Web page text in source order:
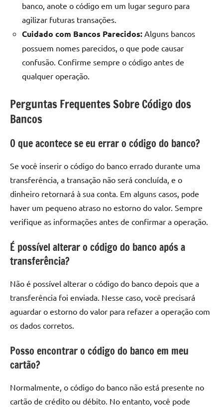
banco, anote o código em um lugar seguro para
agilizar futuras transações.
Cuidado com Bancos Parecidos: Alguns bancos
possuem nomes parecidos, o que pode causar
confusão. Confirme sempre o código antes de
qualquer operação.
Perguntas Frequentes Sobre Código dos
Bancos
O que acontece se eu errar o código do banco?
Se você inserir o código do banco errado durante uma
transferência, a transação não será concluída, e o
dinheiro retornará à sua conta. Em alguns casos, pode
haver um pequeno atraso no estorno do valor. Sempre
verifique as informações antes de confirmar a operação.
É possível alterar o código do banco após a
transferência?
Não é possível alterar o código do banco depois que a
transferência foi enviada. Nesse caso, você precisará
aguardar o estorno do valor para refazer a operação com
os dados corretos.
Posso encontrar o código do banco em meu
cartão?
Normalmente, o código do banco não está presente no
cartão de crédito ou débito. No entanto, você pode